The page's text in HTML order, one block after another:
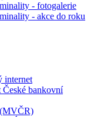
- fotogalerie
- akce do roku
internet
bankovní